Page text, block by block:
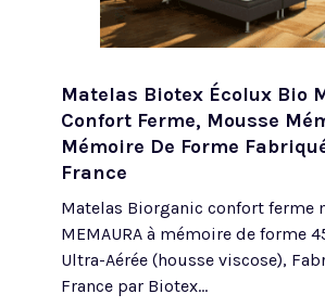
Matelas Biotex Écolux Bio
Confort Ferme, Mousse
Mémoire De Forme
France
Matelas Biorganic confort ferme
MEMAURA à mémoire de forme
Ultra-Aérée (housse viscose),
France par Biotex…